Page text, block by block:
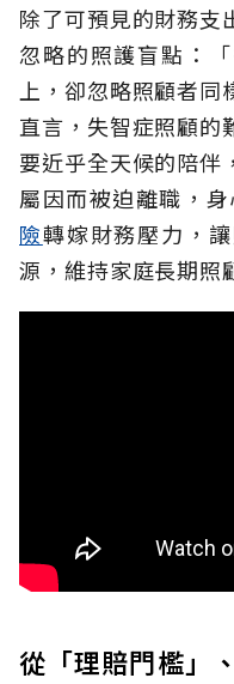
除了可預見的財務支
忽略的照護盲點：
上，卻忽略照顧者
直言，失智症照顧的
要近乎全天候的陪伴
屬因而被迫離職，身
險轉嫁財務壓力，
源，維持家庭長期照
從「理賠門檻」